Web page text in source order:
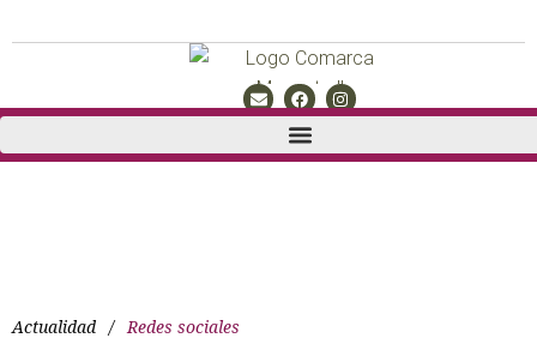
Actualidad / Redes sociales